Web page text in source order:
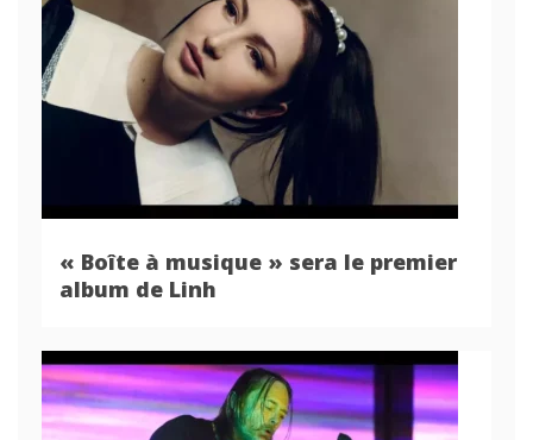
« Boîte à musique » sera le premier
album de Linh